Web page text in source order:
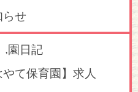
らせ
,園日記
やて保育園】求人